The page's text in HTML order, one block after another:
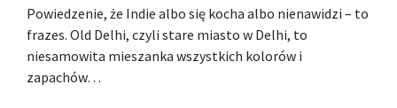
Powiedzenie, że Indie albo się kocha albo nienawidzi – to
frazes. Old Delhi, czyli stare miasto w Delhi, to
niesamowita mieszanka wszystkich kolorów i
zapachów…